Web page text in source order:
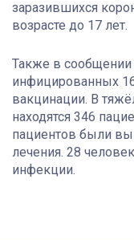
заразившихся
возрасте до 17 лет.
Также в сообщении
инфицированных
вакцинации. В
находятся 346
пациентов были
лечения. 28
инфекции.